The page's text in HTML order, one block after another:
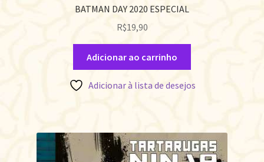
BATMAN DAY 2020 ESPECIAL
R$19,90
Adicionar ao carrinho
Adicionar à lista de desejos